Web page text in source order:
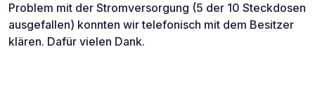
Problem mit der Stromversorgung (5 der 10 Steckdosen
ausgefallen) konnten wir telefonisch mit dem Besitzer
klären. Dafür vielen Dank.